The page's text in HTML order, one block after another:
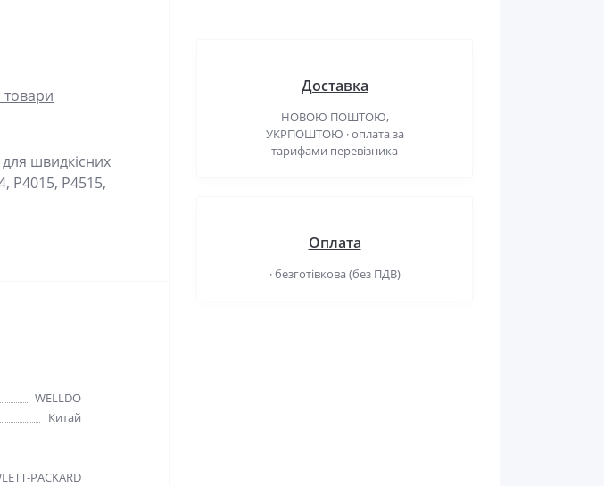
товари
швидкісних
P4015, P4515,
WELLDO
Китай
PACKARD
Доставка
НОВОЮ ПОШТОЮ,
УКРПОШТОЮ · оплата за
тарифами перевізника
Оплата
· безготівкова (без ПДВ)